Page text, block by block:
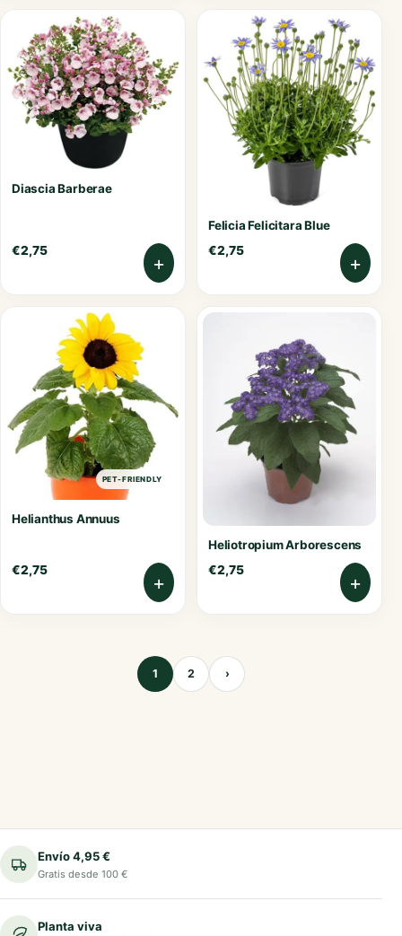
Diascia Barberae
€2,75
+
Felicia Felicitara Blue
€2,75
+
PET-FRIENDLY
Helianthus Annuus
€2,75
+
Heliotropium Arborescens
€2,75
+
1 2 ›
Envío 4,95 €
Gratis desde 100 €
Planta viva